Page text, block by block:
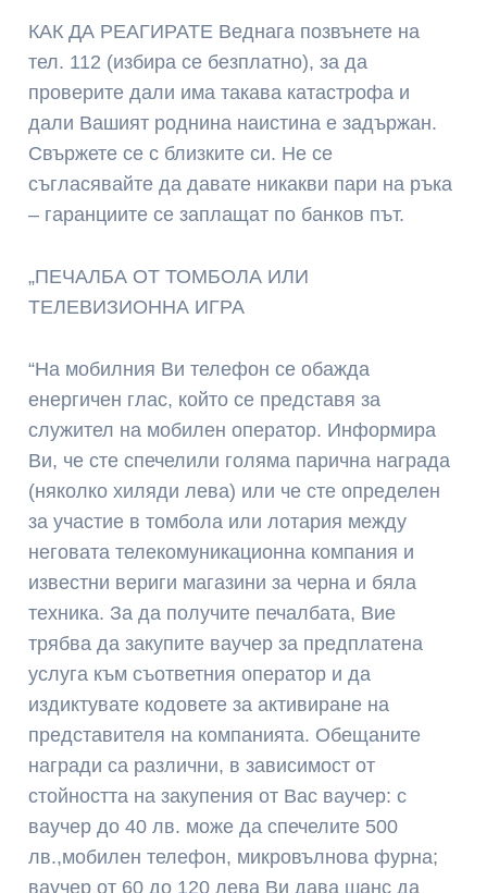
КАК ДА РЕАГИРАТЕ Веднага позвънете на
тел. 112 (избира се безплатно), за да
проверите дали има такава катастрофа и
дали Вашият роднина наистина е задържан.
Свържете се с близките си. Не се
съгласявайте да давате никакви пари на ръка
– гаранциите се заплащат по банков път.
„ПЕЧАЛБА ОТ ТОМБОЛА ИЛИ
ТЕЛЕВИЗИОННА ИГРА
“На мобилния Ви телефон се обажда
енергичен глас, който се представя за
служител на мобилен оператор. Информира
Ви, че сте спечелили голяма парична награда
(няколко хиляди лева) или че сте определен
за участие в томбола или лотария между
неговата телекомуникационна компания и
известни вериги магазини за черна и бяла
техника. За да получите печалбата, Вие
трябва да закупите ваучер за предплатена
услуга към съответния оператор и да
издиктувате кодовете за активиране на
представителя на компанията. Обещаните
награди са различни, в зависимост от
стойността на закупения от Вас ваучер: с
ваучер до 40 лв. може да спечелите 500
лв.,мобилен телефон, микровълнова фурна;
ваучер от 60 до 120 лева Ви дава шанс да